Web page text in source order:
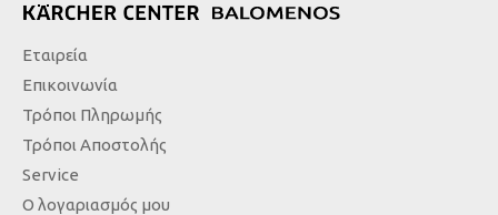
Εταιρεία
Επικοινωνία
Τρόποι Πληρωμής
Τρόποι Αποστολής
Service
Ο λογαριασμός μου